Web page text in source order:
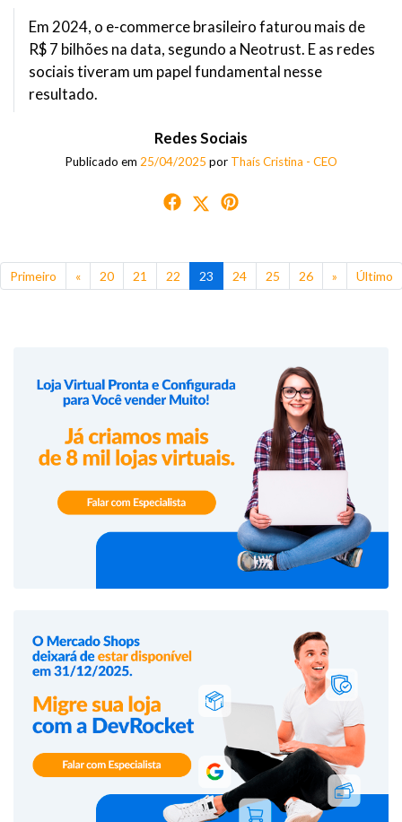
Em 2024, o e-commerce brasileiro faturou mais de
R$ 7 bilhões na data, segundo a Neotrust. E as redes
sociais tiveram um papel fundamental nesse
resultado.
Redes Sociais
Publicado em 25/04/2025 por Thaís Cristina - CEO
Primeiro « 20 21 22 23 24 25 26 » Último